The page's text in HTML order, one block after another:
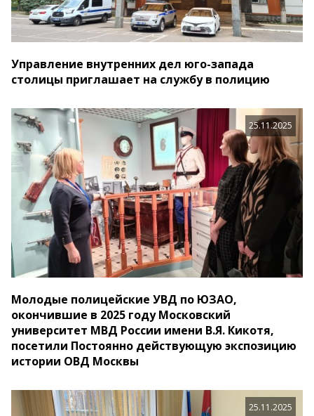
Управление внутренних дел юго-запада
столицы приглашает на службу в полицию
25.11.2025
Молодые полицейские УВД по ЮЗАО,
окончившие в 2025 году Московский
университет МВД России имени В.Я. Кикотя,
посетили Постоянно действующую экспозицию
истории ОВД Москвы
25.11.2025